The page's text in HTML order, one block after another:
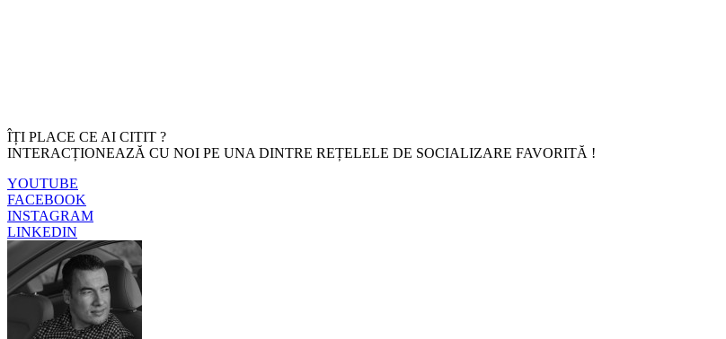
ÎȚI PLACE CE AI CITIT ?
INTERACȚIONEAZĂ CU NOI PE UNA DINTRE REȚELELE DE SOCIALIZARE FAVORITĂ !
YOUTUBE
FACEBOOK
INSTAGRAM
LINKEDIN